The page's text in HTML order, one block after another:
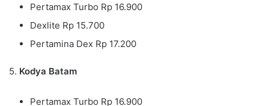
Pertamax Turbo Rp 16.900
Dexlite Rp 15.700
Pertamina Dex Rp 17.200
5. Kodya Batam
Pertamax Turbo Rp 16.900